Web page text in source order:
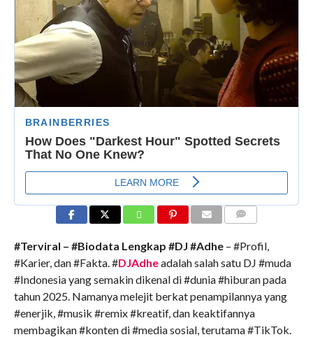
#Terviral – #Biodata Lengkap #DJ #Adhe– #Profil,
#Karier, dan #Fakta. #DJAdheadalah salah satu DJ #muda
#Indonesia yang semakin dikenal di #dunia #hiburan pada
tahun 2025. Namanya melejit berkat penampilannya yang
#enerjik, #musik #remix #kreatif, dan keaktifannya
membagikan #konten di #media sosial, terutama #TikTok.